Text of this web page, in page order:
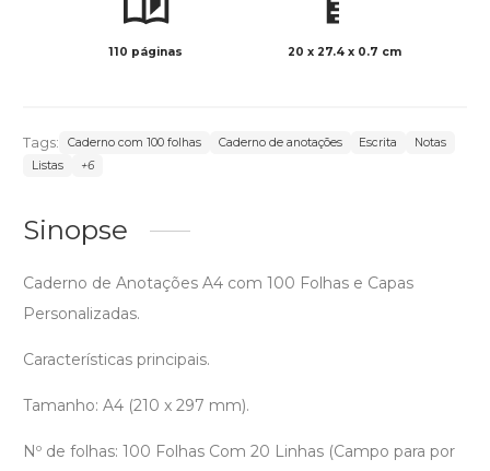
110 páginas 20 x 27.4 x 0.7 cm
Tags: Caderno com 100 folhas Caderno de anotações Escrita
Notas
Listas
+6
Sinopse
Caderno de Anotações A4 com 100 Folhas e Capas
Personalizadas.
Características principais.
Tamanho: A4 (210 x 297 mm).
Nº de folhas: 100 Folhas Com 20 Linhas (Campo para por